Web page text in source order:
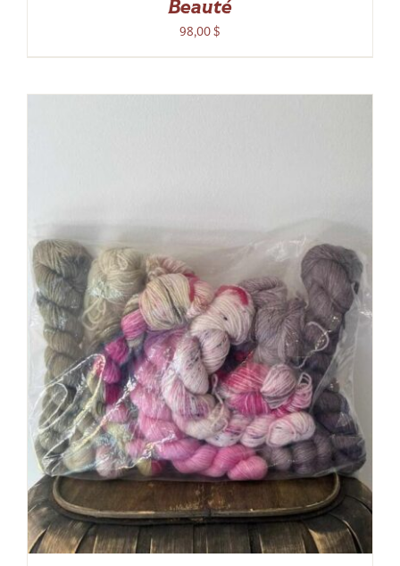
Beauté
98,00$